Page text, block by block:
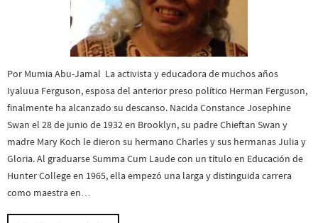
Por Mumia Abu-Jamal La activista y educadora de muchos años
Iyaluua Ferguson, esposa del anterior preso político Herman Ferguson,
finalmente ha alcanzado su descanso. Nacida Constance Josephine
Swan el 28 de junio de 1932 en Brooklyn, su padre Chieftan Swan y
madre Mary Koch le dieron su hermano Charles y sus hermanas Julia y
Gloria. Al graduarse Summa Cum Laude con un título en Educación de
Hunter College en 1965, ella empezó una larga y distinguida carrera
como maestra en…